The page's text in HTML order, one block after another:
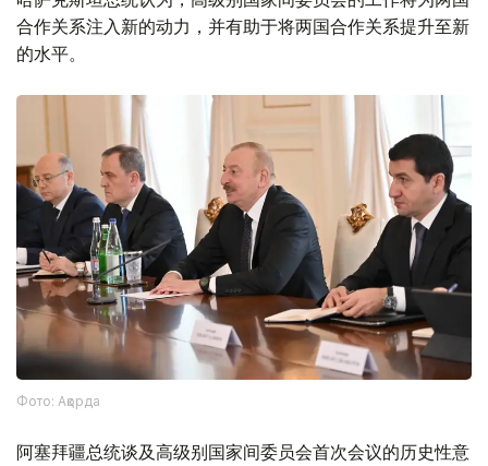
合作关系注入新的动力，并有助于将两国合作关系提升至新
的水平。
Фото: Ақорда
阿塞拜疆总统谈及高级别国家间委员会首次会议的历史性意